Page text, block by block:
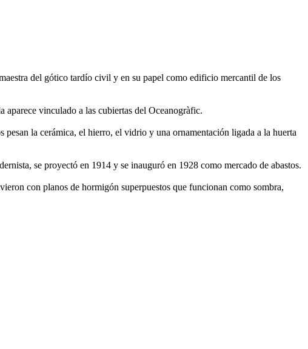
del gótico tardío civil y en su papel como edificio mercantil de los
vinculado a las cubiertas del Oceanogràfic.
la cerámica, el hierro, el vidrio y una ornamentación ligada a la huerta
se proyectó en 1914 y se inauguró en 1928 como mercado de abastos.
con planos de hormigón superpuestos que funcionan como sombra,